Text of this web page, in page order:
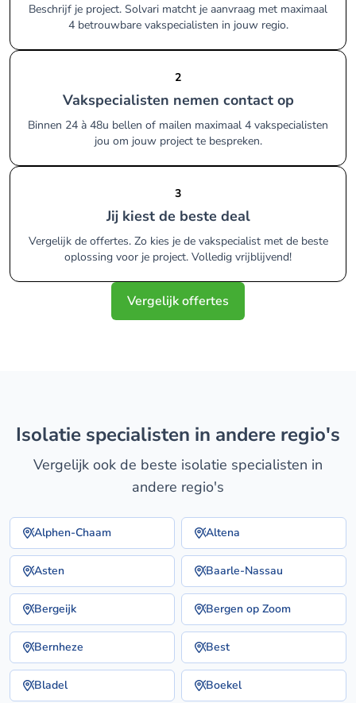
Beschrijf je project. Solvari matcht je aanvraag met maximaal
4 betrouwbare vakspecialisten in jouw regio.
2
Vakspecialisten nemen contact op
Binnen 24 à 48u bellen of mailen maximaal 4 vakspecialisten
jou om jouw project te bespreken.
3
Jij kiest de beste deal
Vergelijk de offertes. Zo kies je de vakspecialist met de beste
oplossing voor je project. Volledig vrijblijvend!
Vergelijk offertes
isolatie specialisten in andere regio's
Vergelijk ook de beste isolatie specialisten in
andere regio's
Alphen-Chaam Altena
Asten Baarle-Nassau
Bergeijk Bergen op Zoom
Bernheze Best
Bladel Boekel